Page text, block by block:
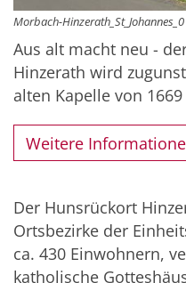
Morbach-
Aus alt macht neu -
Hinzerath wird
alten Kapelle von
Weitere
Der Hunsrückort
Ortsbezirke der
ca. 430 Einwohnern,
katholische